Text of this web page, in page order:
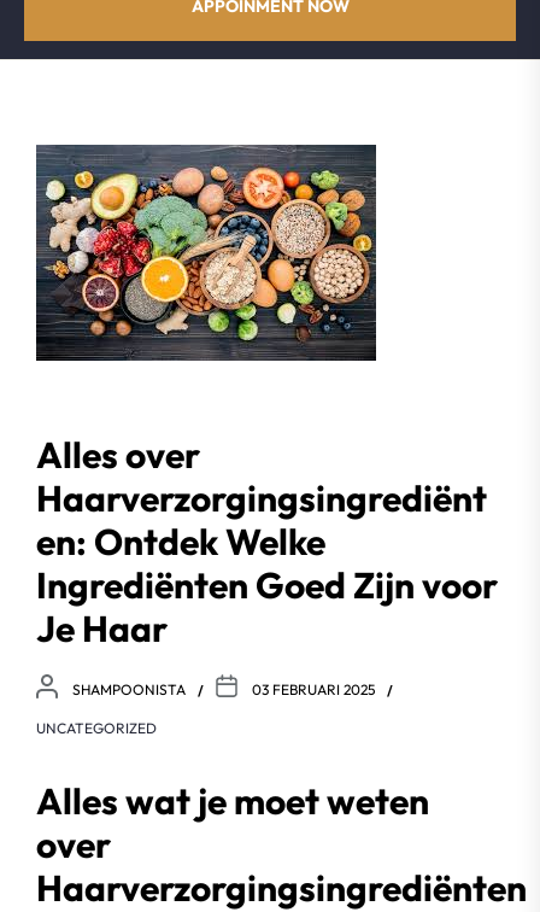
APPOINMENT NOW
Alles over
Haarverzorgingsingrediënt
en: Ontdek Welke
Ingrediënten Goed Zijn voor
Je Haar
SHAMPOONISTA 03 FEBRUARI 2025
UNCATEGORIZED
Alles wat je moet weten
over
Haarverzorgingsingrediënten